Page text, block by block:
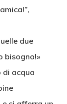
due
bisogno!»
di acqua